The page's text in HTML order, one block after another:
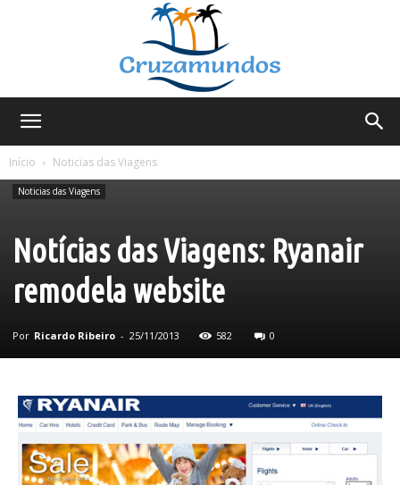
Início
Noticias das Viagens
Noticias das Viagens
Notícias das Viagens: Ryanair
remodela website
Por Ricardo Ribeiro - 25/11/2013 582 0